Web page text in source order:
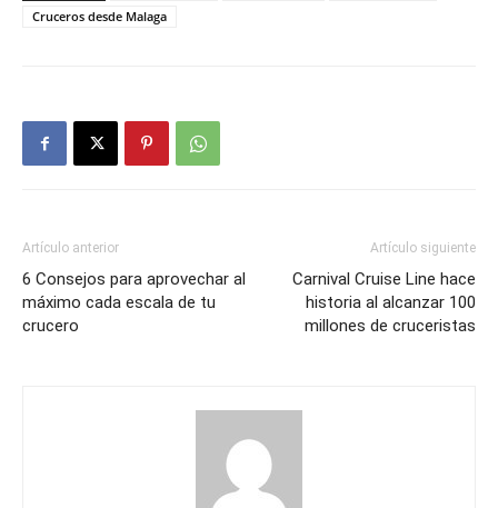
Cruceros desde Malaga
Artículo anterior
6 Consejos para aprovechar al
máximo cada escala de tu
crucero
Artículo siguiente
Carnival Cruise Line hace
historia al alcanzar 100
millones de cruceristas